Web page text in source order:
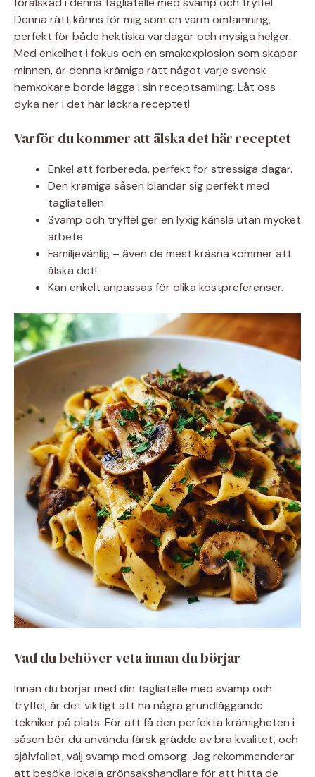
Denna rätt känns för mig som en varm omfamning,
perfekt för både hektiska vardagar och mysiga helger.
Med enkelhet i fokus och en smakexplosion som skapar
minnen, är denna krämiga rätt något varje svensk
hemkokare borde lägga i sin receptsamling. Låt oss
dyka ner i det här läckra receptet!
Varför du kommer att älska det här receptet
Enkel att förbereda, perfekt för stressiga dagar.
Den krämiga såsen blandar sig perfekt med
tagliatellen.
Svamp och tryffel ger en lyxig känsla utan mycket
arbete.
Familjevänlig – även de mest kräsna kommer att
älska det!
Kan enkelt anpassas för olika kostpreferenser.
Vad du behöver veta innan du börjar
Innan du börjar med din tagliatelle med svamp och
tryffel, är det viktigt att ha några grundläggande
tekniker på plats. För att få den perfekta krämigheten i
såsen bör du använda färsk grädde av bra kvalitet, och
självfallet, välj svamp med omsorg. Jag rekommenderar
att besöka lokala grönsakshandlare för att hitta de